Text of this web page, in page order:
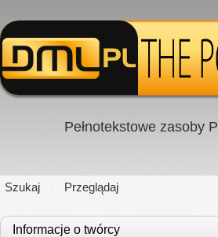
Pełnotekstowe zasoby
Szukaj Przeglądaj
Informacje o twórcy